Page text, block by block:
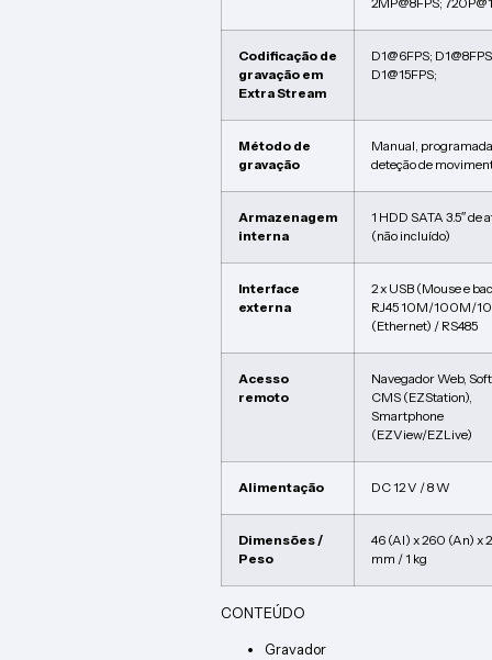
Codificação de
gravação em
Extra Stream
D1@6FPS;
D1@15FPS;
Método de
gravação
Manual,
deteção de
Armazenagem
interna
1 HDD SATA 3.5″ de
(não incluído)
Interface
externa
2 x USB (Mouse e
RJ45 10M/100M/
(Ethernet) / RS485
Acesso
remoto
Navegador Web,
CMS (EZStation),
Smartphone
(EZView/EZLive)
Alimentação DC 12 V / 8 W
Dimensões /
Peso
46 (Al) x 260 (An) x
mm / 1 kg
CONTEÚDO
Gravador